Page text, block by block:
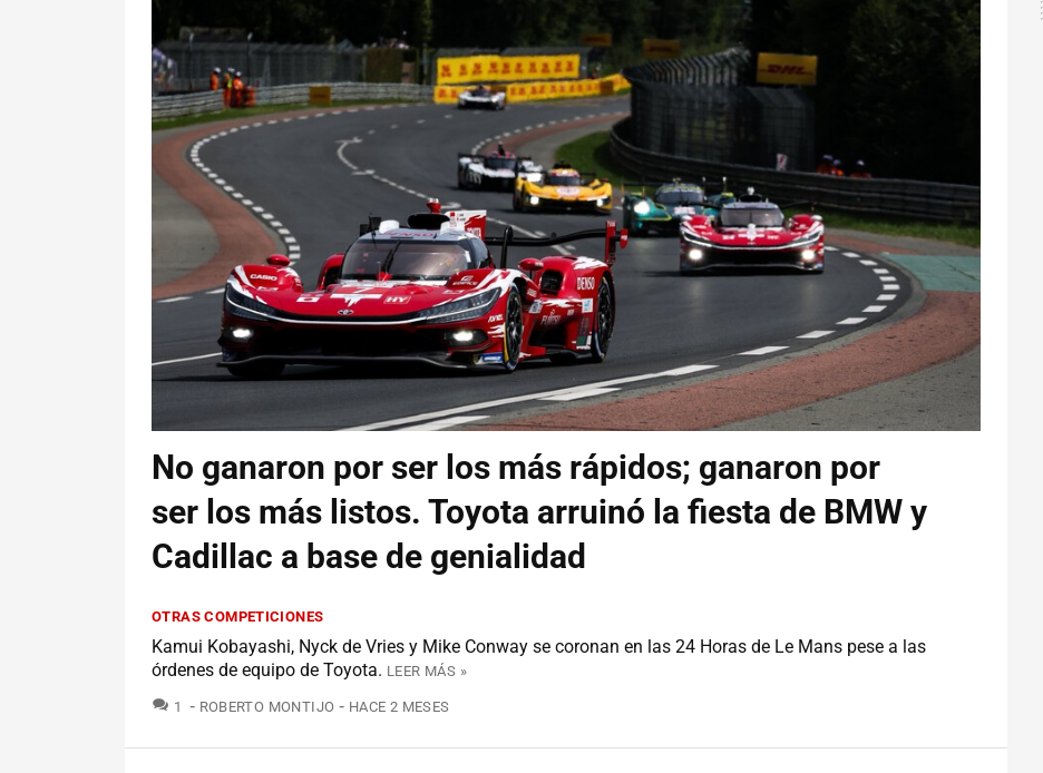
No ganaron por ser los más rápidos; ganaron por
ser los más listos. Toyota arruinó la fiesta de BMW y
Cadillac a base de genialidad
OTRAS COMPETICIONES
Kamui Kobayashi, Nyck de Vries y Mike Conway se coronan en las 24 Horas de Le Mans pese a las
órdenes de equipo de Toyota. LEER MÁS »
1 COMENTARIOS
ROBERTO MONTIJO HACE 2 MESES